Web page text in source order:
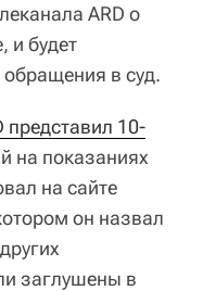
ARD о
и будет
в суд.
представил 10-
на показаниях
на сайте
он назвал
заглушены в